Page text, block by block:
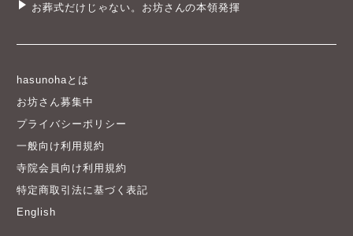
お葬式だけじゃない。お坊さんの本領発揮
hasunohaとは
お坊さん募集中
プライバシーポリシー
一般向け利用規約
寺院会員向け利用規約
特定商取引法に基づく表記
English